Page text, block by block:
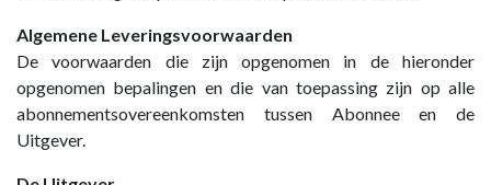
Algemene Leveringsvoorwaarden
De voorwaarden die zijn opgenomen in de hieronder
opgenomen bepalingen en die van toepassing zijn op alle
abonnementsovereenkomsten tussen Abonnee en de
Uitgever.